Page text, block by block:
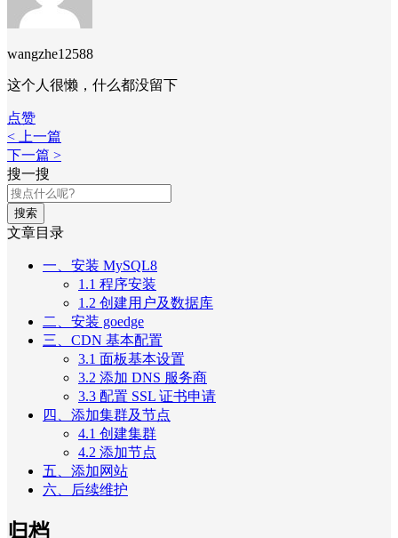
wangzhe12588
这个人很懒，什么都没留下
点赞
< 上一篇
下一篇 >
搜一搜
搜索
文章目录
一、安装 MySQL8
1.1 程序安装
1.2 创建用户及数据库
二、安装 goedge
三、CDN 基本配置
3.1 面板基本设置
3.2 添加 DNS 服务商
3.3 配置 SSL 证书申请
四、添加集群及节点
4.1 创建集群
4.2 添加节点
五、添加网站
六、后续维护
归档